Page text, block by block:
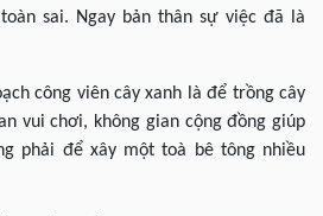
sai. Ngay bản thân sự việc đã là
công viên cây xanh là để trồng cây
vui chơi, không gian cộng đồng giúp
phải để xây một toà bê tông nhiều